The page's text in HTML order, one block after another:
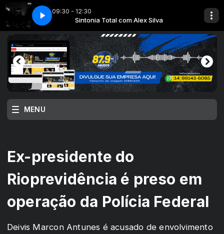
09:30 - 12:30
Sintonia Total com Alex Silva
PAULO RICARDO AR CONDICIONADO
MENU
Ex-presidente do
Rioprevidência é preso em
operação da Polícia Federal
Deivis Marcon Antunes é acusado de envolvimento